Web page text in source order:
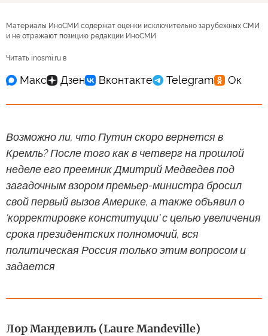
Материалы ИноСМИ содержат оценки исключительно зарубежных СМИ
и не отражают позицию редакции ИноСМИ
Читать inosmi.ru в
Возможно ли, что Путин скоро вернется в
Кремль? После того как в четверг на прошлой
неделе его преемник Дмитрий Медведев под
загадочным взором премьер-министра бросил
свой первый вызов Америке, а также объявил о
'корректировке конституции' с целью увеличения
срока президентских полномочий, вся
политическая Россия только этим вопросом и
задается
Лор Мандевиль (Laure Mandeville)